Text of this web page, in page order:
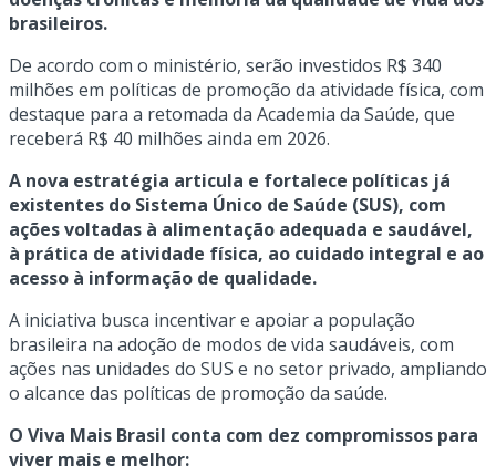
brasileiros.
De acordo com o ministério, serão investidos R$ 340
milhões em políticas de promoção da atividade física, com
destaque para a retomada da Academia da Saúde, que
receberá R$ 40 milhões ainda em 2026.
A nova estratégia articula e fortalece políticas já
existentes do Sistema Único de Saúde (SUS), com
ações voltadas à alimentação adequada e saudável,
à prática de atividade física, ao cuidado integral e ao
acesso à informação de qualidade.
A iniciativa busca incentivar e apoiar a população
brasileira na adoção de modos de vida saudáveis, com
ações nas unidades do SUS e no setor privado, ampliando
o alcance das políticas de promoção da saúde.
O Viva Mais Brasil conta com dez compromissos para
viver mais e melhor: